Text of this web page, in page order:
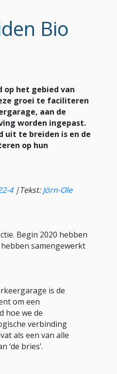
Bio
op het gebied van
groei te faciliteren
aan de
worden ingepast.
uit te breiden is en de
op hun
4|Tekst:Jörn-Ole
Begin 2020 hebben
samengewerkt
is de
om een
hoe we de
verbinding
als een van alle
bries’.